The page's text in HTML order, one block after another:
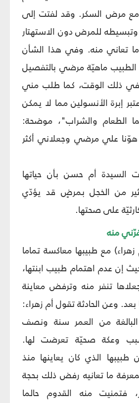
مع مرض السكر. وقد لفتت إلى
وتبسيطه للمرض دون الاستهتار
تعاني منه. وفي هذا الشأن
ماهيّة مرضي بالتفصيل
ذلك الوقت، كما طلب مني
إبرة الأنسولين مما لا يمكن
الطعام والشراب"، موضحة:
علي مرضي وجعلاني أكثر
السيدة أم حسن بأن حياتها
من الخجل بمرضٍ قد يؤدّي
على صحتها.
منه
مع طبيبها معاكسة تماما
إن عدم اهتمام طبيب ابنتها،
تنفر منه وترفض معاينة
وعن الحادثة تقول أم زهراء:
من العمر سنة ونصف
وعكة صحيّة تعرضت لها.
الذي كان يعاينها منذ
ما تعانيه رفض ذلك بحجة
فتمنيت منه القدوم حالما